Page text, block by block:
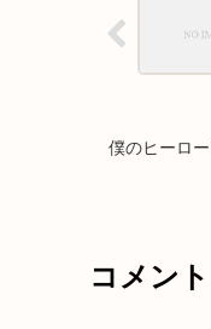
僕のヒーロ
コメント